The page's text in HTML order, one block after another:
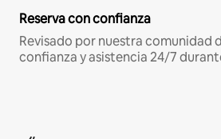
Reserva con confianza
Revisado por nuestra comunidad
confianza y asistencia 24/7